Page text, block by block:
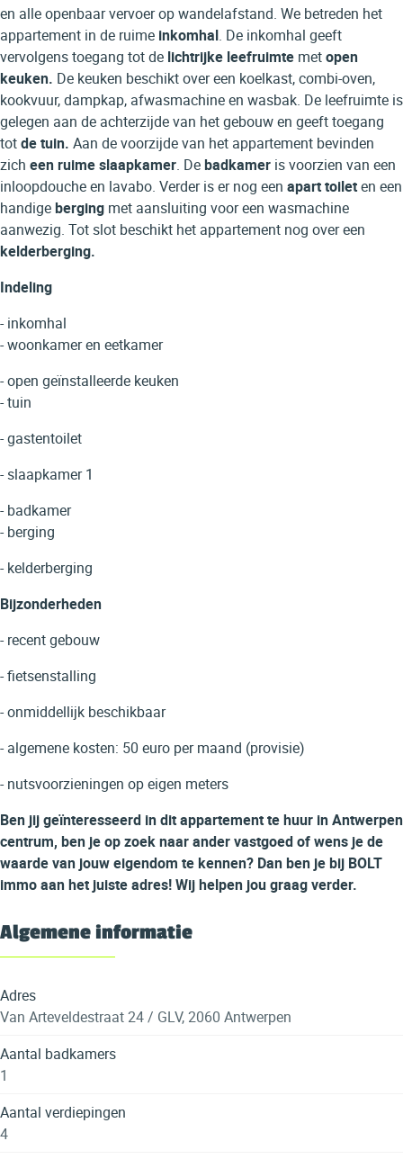
en alle openbaar vervoer op wandelafstand. We betreden het
appartement in de ruime inkomhal. De inkomhal geeft
vervolgens toegang tot de lichtrijke leefruimte metopen
keuken. De keuken beschikt over een koelkast, combi-oven,
kookvuur, dampkap, afwasmachine en wasbak. De leefruimte is
gelegen aan de achterzijde van het gebouw en geeft toegang
totde tuin. Aan de voorzijde van het appartement bevinden
zich een ruime slaapkamer. Debadkamer is voorzien van een
inloopdouche en lavabo. Verder is er nog een apart toileten een
handigeberging met aansluiting voor een wasmachine
aanwezig. Tot slot beschikt het appartement nog over een
kelderberging.
Indeling
- inkomhal
- woonkamer en eetkamer
- open geïnstalleerde keuken
- tuin
- gastentoilet
- slaapkamer 1
- badkamer
- berging
- kelderberging
Bijzonderheden
- recent gebouw
- fietsenstalling
- onmiddellijk beschikbaar
- algemene kosten: 50 euro per maand (provisie)
- nutsvoorzieningen op eigen meters
Ben jij geïnteresseerd in dit appartement te huur in Antwerpen
centrum, ben je op zoek naar ander vastgoed of wens je de
waarde van jouw eigendom te kennen? Dan ben je bij BOLT
immo aan het juiste adres! Wij helpen jou graag verder.
Algemene informatie
Adres
Van Arteveldestraat 24 / GLV, 2060 Antwerpen
Aantal badkamers
1
Aantal verdiepingen
4